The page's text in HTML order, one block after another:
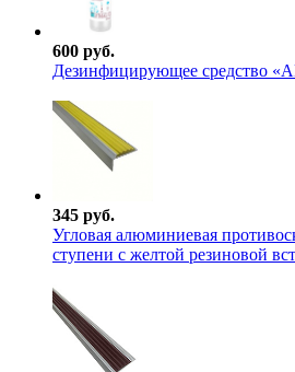
600 руб.
Дезинфицирующее средство
345 руб.
Угловая алюминиевая
ступени с желтой резиновой